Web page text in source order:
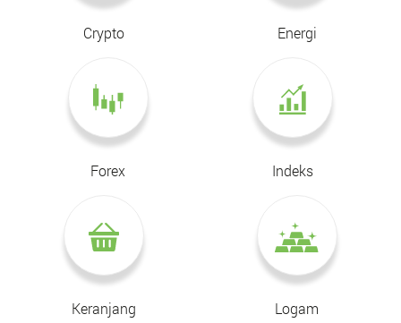
Crypto Energi
Forex Indeks
Keranjang Logam